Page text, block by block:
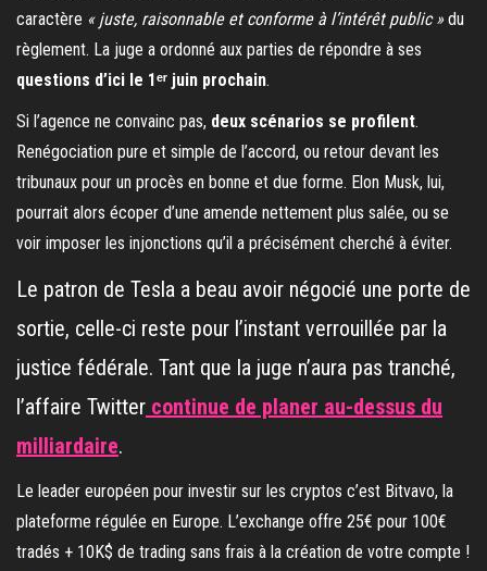
caractère « juste, raisonnable et conforme à l’intérêt public »du
règlement. La juge a ordonné aux parties de répondre à ses
questions d’ici le 1ᵉʳ juin prochain.
Si l’agence ne convainc pas, deux scénarios se profilent.
Renégociation pure et simple de l’accord, ou retour devant les
tribunaux pour un procès en bonne et due forme. Elon Musk, lui,
pourrait alors écoper d’une amende nettement plus salée, ou se
voir imposer les injonctions qu’il a précisément cherché à éviter.
Le patron de Tesla a beau avoir négocié une porte de
sortie, celle-ci reste pour l’instant verrouillée par la
justice fédérale. Tant que la juge n’aura pas tranché,
l’affaire Twitter continue de planer au-dessus du
milliardaire.
Le leader européen pour investir sur les cryptos c’est Bitvavo, la
plateforme régulée en Europe. L’exchange offre 25€ pour 100€
tradés + 10K$ de trading sans frais à la création de votre compte !